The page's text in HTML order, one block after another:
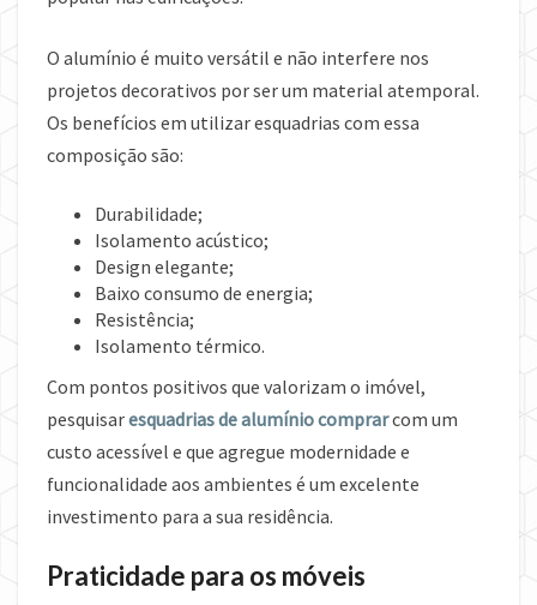
O alumínio é muito versátil e não interfere nos
projetos decorativos por ser um material atemporal.
Os benefícios em utilizar esquadrias com essa
composição são:
Durabilidade;
Isolamento acústico;
Design elegante;
Baixo consumo de energia;
Resistência;
Isolamento térmico.
Com pontos positivos que valorizam o imóvel,
pesquisaresquadrias de alumínio comprarcom um
custo acessível e que agregue modernidade e
funcionalidade aos ambientes é um excelente
investimento para a sua residência.
Praticidade para os móveis